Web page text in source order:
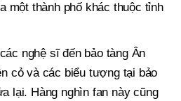
một thành phố khác thuộc tỉnh
nghệ sĩ đến bảo tàng Ân
cỏ và các biểu tượng tại bảo
lại. Hàng nghìn fan này cũng